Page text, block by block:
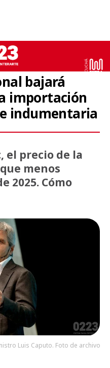
bajará
importación
indumentaria
el precio de la
menos
2025. Cómo
Luis Caputo. Foto de archivo